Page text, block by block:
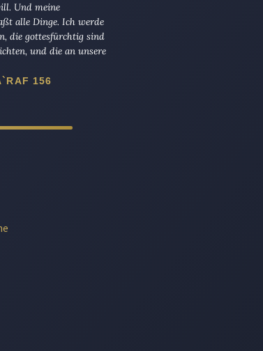
Und meine
alle Dinge. Ich werde
die gottesfürchtig sind
und die an unsere
156